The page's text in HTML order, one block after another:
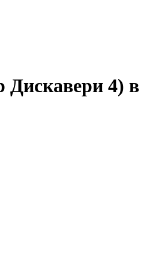
Дискавери 4) в